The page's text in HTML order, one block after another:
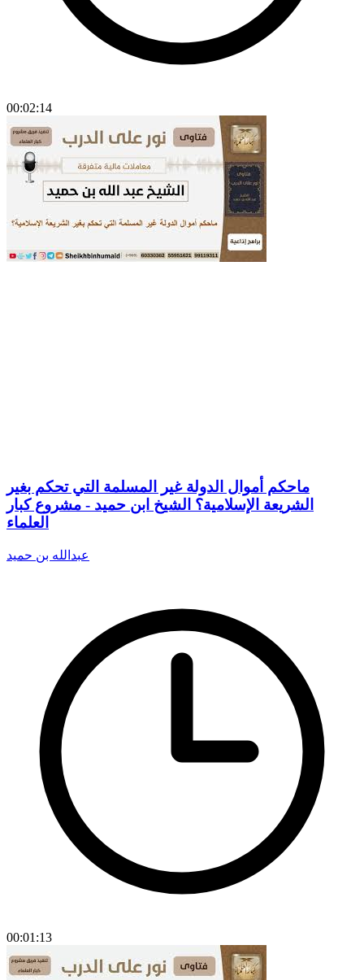
00:02:14
ماحكم أموال الدولة غير المسلمة التي تحكم بغير
الشريعة الإسلامية؟ الشيخ ابن حميد - مشروع كبار
العلماء
عبدالله بن حميد
00:01:13